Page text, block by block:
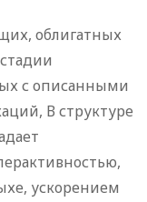
облигатных
с описанными
В структуре
ускорением